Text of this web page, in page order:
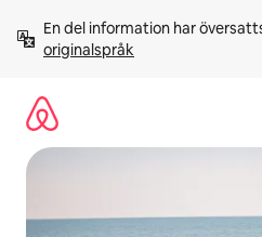
innehåll
En del information har
originalspråk